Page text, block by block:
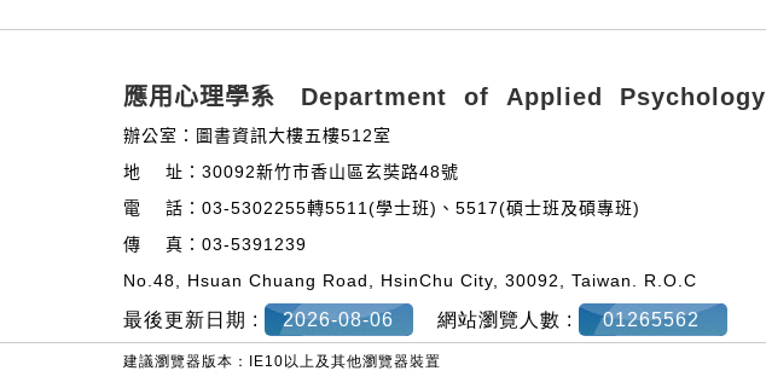
應用心理學系 Department of Applied Psychology
辦公室：圖書資訊大樓五樓512室
地 址：30092新竹市香山區玄奘路48號
電 話：03-5302255轉5511(學士班)、5517(碩士班及碩專班)
傳 真：03-5391239
No.48, Hsuan Chuang Road, HsinChu City, 30092, Taiwan. R.O.C
最後更新日期 : 2026-08-06 網站瀏覽人數 : 01265562
建議瀏覽器版本：IE10以上及其他瀏覽器裝置